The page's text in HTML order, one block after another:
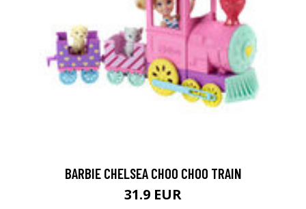
BARBIE CHELSEA CHOO CHOO TRAIN
31.9 EUR